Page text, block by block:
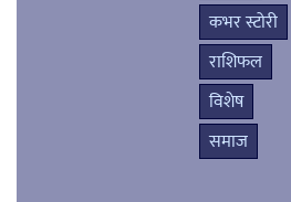
कभर स्टोरी
राशिफल
विशेष
समाज